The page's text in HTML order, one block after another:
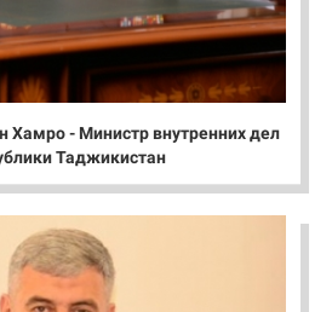
Хамро - Министр внутренних дел
Таджикистан